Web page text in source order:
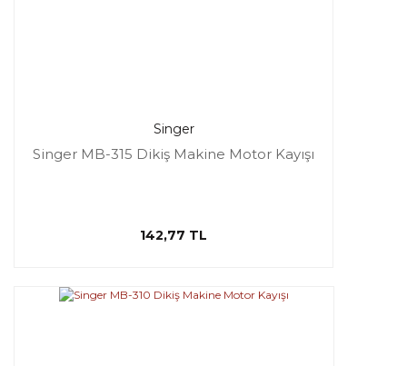
Singer
Singer MB-315 Dikiş Makine Motor Kayışı
142,77 TL